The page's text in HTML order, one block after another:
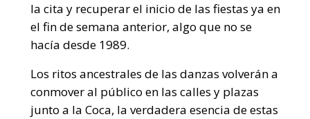
la cita y recuperar el inicio de las fiestas ya en
el fin de semana anterior, algo que no se
hacía desde 1989.
Los ritos ancestrales de las danzas volverán a
conmover al público en las calles y plazas
junto a la Coca, la verdadera esencia de estas